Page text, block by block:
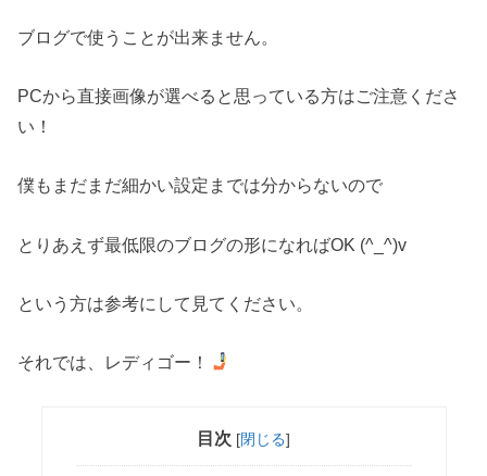
ブログで使うことが出来ません。
PCから直接画像が選べると思っている方はご注意くださ
い！
僕もまだまだ細かい設定までは分からないので
とりあえず最低限のブログの形になればOK (^_^)v
という方は参考にして見てください。
それでは、レディゴー！
目次 [閉じる]